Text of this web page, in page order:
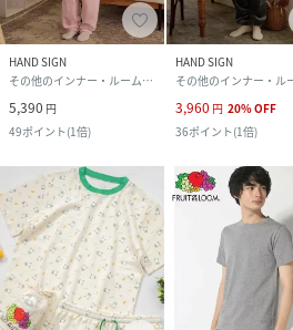
HAND SIGN
その他のインナー・ルームウェア
5,390 円
49ポイント(1倍)
HAND SIGN
3,960 円 20%OFF
36ポイント(1倍)